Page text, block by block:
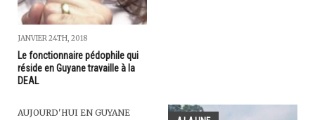
JANVIER 24TH, 2018
Le fonctionnaire pédophile qui
réside en Guyane travaille à la
DEAL
AUJOURD'HUI EN GUYANE